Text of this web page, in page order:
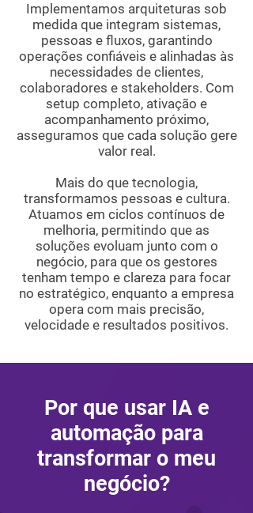
Implementamos arquiteturas sob
medida que integram sistemas,
pessoas e fluxos, garantindo
operações confiáveis e alinhadas às
necessidades de clientes,
colaboradores e stakeholders. Com
setup completo, ativação e
acompanhamento próximo,
asseguramos que cada solução gere
valor real.
Mais do que tecnologia,
transformamos pessoas e cultura.
Atuamos em ciclos contínuos de
melhoria, permitindo que as
soluções evoluam junto com o
negócio, para que os gestores
tenham tempo e clareza para focar
no estratégico, enquanto a empresa
opera com mais precisão,
velocidade e resultados positivos.
Por que usar IA e
automação para
transformar o meu
negócio?